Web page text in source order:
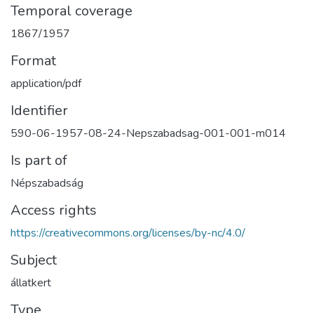
Temporal coverage
1867/1957
Format
application/pdf
Identifier
590-06-1957-08-24-Nepszabadsag-001-001-m014
Is part of
Népszabadság
Access rights
https://creativecommons.org/licenses/by-nc/4.0/
Subject
állatkert